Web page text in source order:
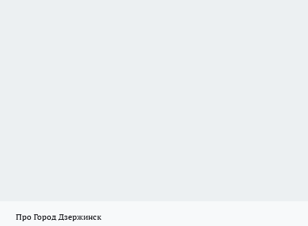
Про Город Дзержинск